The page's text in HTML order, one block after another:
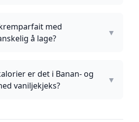
med
å lage?
▼
er det i Banan- og
vaniljekjeks?
▼